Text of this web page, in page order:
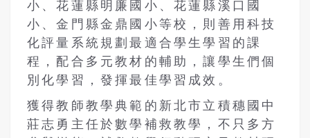
小、花蓮縣明廉國小、花蓮縣溪口國
小、金門縣金鼎國小等校，則善用科技
化評量系統規劃最適合學生學習的課
程，配合多元教材的輔助，讓學生們個
別化學習，發揮最佳學習成效。
獲得教師教學典範的新北市立積穗國中
莊志勇主任於數學補救教學，不只多方